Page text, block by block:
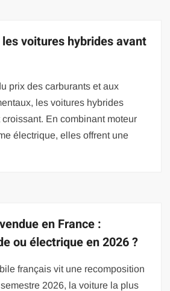
voitures hybrides avant
prix des carburants et aux
les voitures hybrides
En combinant moteur
électrique, elles offrent une
en France :
ou électrique en 2026 ?
français vit une recomposition
2026, la voiture la plus